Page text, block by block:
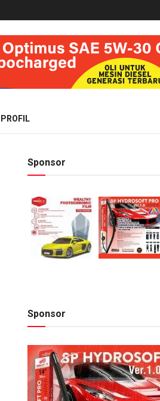
PROFIL
Sponsor
Sponsor